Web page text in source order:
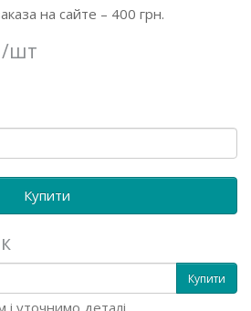
на сайте – 400 грн.
/шт
Купити
Купити
уточнимо деталі